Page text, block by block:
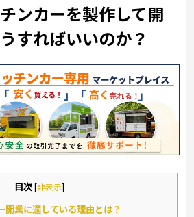
ンカーを製作して開
すればいいのか？
目次[非表示]
開業に適している理由とは？